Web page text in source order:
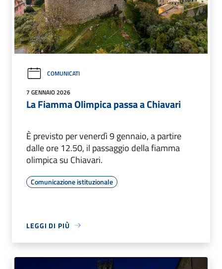
COMUNICATI
7 GENNAIO 2026
La Fiamma Olimpica passa a Chiavari
È previsto per venerdì 9 gennaio, a partire
dalle ore 12.50, il passaggio della fiamma
olimpica su Chiavari.
Comunicazione istituzionale
LEGGI DI PIÙ